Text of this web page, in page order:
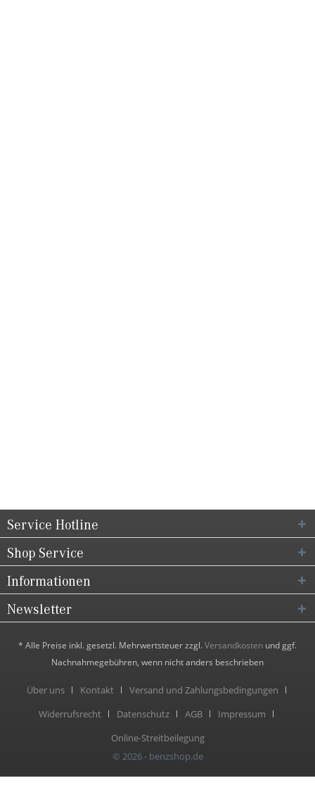
Service Hotline
Shop Service
Informationen
Newsletter
* Alle Preise inkl. gesetzl. Mehrwertsteuer zzgl.Versandkosten und ggf.
Nachnahmegebühren, wenn nicht anders beschrieben
Über uns Kontakt
Versand und Zahlungsbedingungen
Widerrufsrecht
Datenschutz AGB
Impressum
Online-Streitbeilegung
© 2026 - benzshop.de